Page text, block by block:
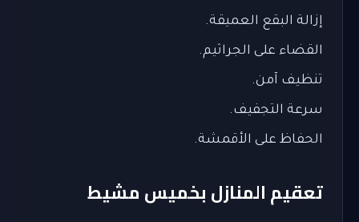
إزالة البقع العميقة.
القضاء على الجراثيم.
تنظيف آمن.
سرعة التجفيف.
الحفاظ على الأقمشة.
تعقيم المنازل بخميس مشيط